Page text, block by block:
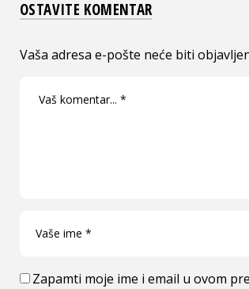
OSTAVITE KOMENTAR
Vaša adresa e-pošte neće biti
Zapamti moje ime i email u ovom